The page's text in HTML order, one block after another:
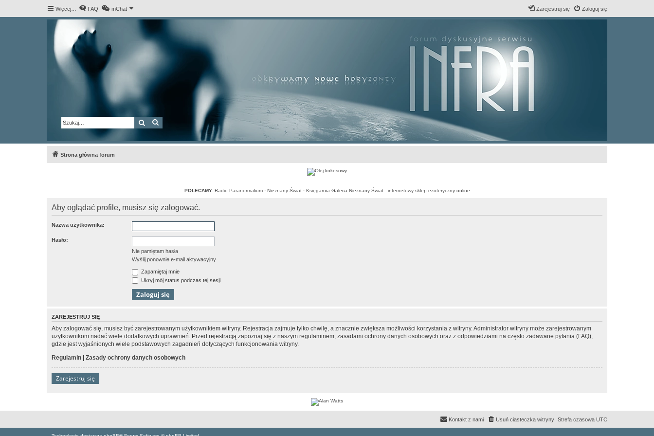
Więcej… FAQ mChat Zaloguj się
Zarejestruj się
Szukaj Wyszukiwanie zaawansowane
Strona główna forum
POLECAMY: Radio Paranormalium· Nieznany Świat· Księgarnia-Galeria Nieznany Świat - internetowy sklep ezoteryczny online
Aby oglądać profile, musisz się zalogować.
Nazwa użytkownika:
Hasło:
Nie pamiętam hasła
Wyślij ponownie e-mail aktywacyjny
Zapamiętaj mnie
Ukryj mój status podczas tej sesji
ZAREJESTRUJ SIĘ
Aby zalogować się, musisz być zarejestrowanym użytkownikiem witryny. Rejestracja zajmuje tylko chwilę, a znacznie zwiększa możliwości korzystania z witryny. Administrator witryny może zarejestrowanym
użytkownikom nadać wiele dodatkowych uprawnień. Przed rejestracją zapoznaj się z naszym regulaminem, zasadami ochrony danych osobowych oraz z odpowiedziami na często zadawane pytania (FAQ),
gdzie jest wyjaśnionych wiele podstawowych zagadnień dotyczących funkcjonowania witryny.
Regulamin | Zasady ochrony danych osobowych
Zarejestruj się
Strefa czasowa UTC
Usuń ciasteczka witryny
Kontakt z nami